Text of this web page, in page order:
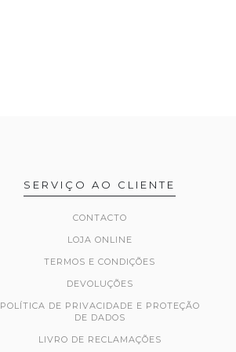
SERVIÇO AO CLIENTE
CONTACTO
LOJA ONLINE
TERMOS E CONDIÇÕES
DEVOLUÇÕES
POLÍTICA DE PRIVACIDADE E PROTEÇÃO
DE DADOS
LIVRO DE RECLAMAÇÕES